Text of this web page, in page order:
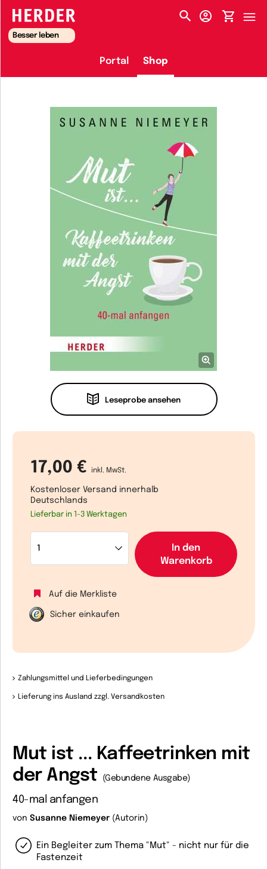
HERDER-MENÜ
Besser leben
Portal Shop
Leseprobe ansehen
17,00 € inkl. MwSt.
Kostenloser Versand innerhalb
Deutschlands
Lieferbar in 1-3 Werktagen
In den
Warenkorb
Auf die Merkliste
Sicher einkaufen
Zahlungsmittel und Lieferbedingungen
Lieferung ins Ausland zzgl. Versandkosten
Mut ist ... Kaffeetrinken mit
der Angst
(Gebundene Ausgabe)
40-mal anfangen
von Susanne Niemeyer (Autorin)
Ein Begleiter zum Thema "Mut" - nicht nur für die
Fastenzeit